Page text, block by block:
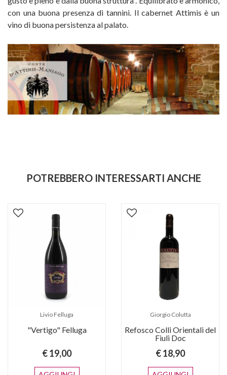
con una buona presenza di tannini. Il cabernet Attimis è un
vino di buona persistenza al palato.
POTREBBERO INTERESSARTI ANCHE
Livio Felluga
"Vertigo" Felluga
€ 19,00
Giorgio Colutta
Refosco Colli Orientali del
Fiuli Doc
€ 18,90